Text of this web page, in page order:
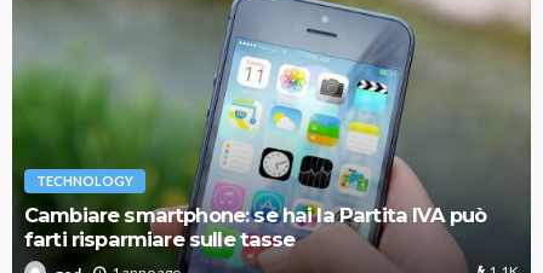
TECHNOLOGY
Cambiare smartphone: se hai la Partita IVA può
farti risparmiare sulle tasse